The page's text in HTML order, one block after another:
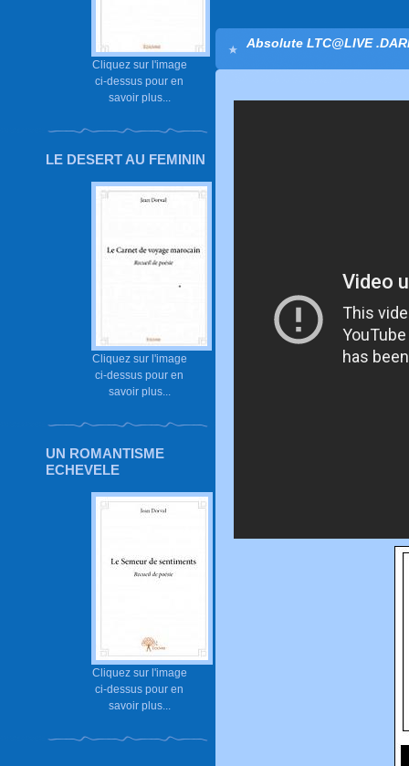
Cliquez sur l'image
ci-dessus pour en
savoir plus...
LE DESERT AU FEMININ
Cliquez sur l'image
ci-dessus pour en
savoir plus...
UN ROMANTISME
ECHEVELE
Cliquez sur l'image
ci-dessus pour en
savoir plus...
Absolute LTC@LIVE